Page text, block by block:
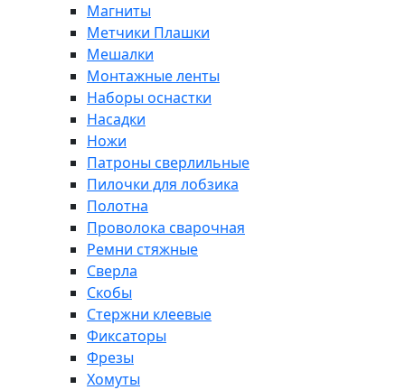
Магниты
Метчики Плашки
Мешалки
Монтажные ленты
Наборы оснастки
Насадки
Ножи
Патроны сверлильные
Пилочки для лобзика
Полотна
Проволока сварочная
Ремни стяжные
Сверла
Скобы
Стержни клеевые
Фиксаторы
Фрезы
Хомуты